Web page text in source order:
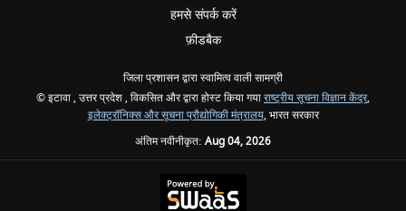
हमसे संपर्क करें
फ़ीडबैक
जिला प्रशासन द्वारा स्वामित्व वाली सामग्री
© इटावा , उत्तर प्रदेश , विकसित और द्वारा होस्ट किया गयाराष्ट्रीय सूचना विज्ञान केंद्र,
इलेक्ट्रॉनिक्स और सूचना प्रौद्योगिकी मंत्रालय, भारत सरकार
अंतिम नवीनीकृत: Aug 04, 2026